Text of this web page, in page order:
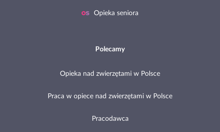
Opieka seniora
Polecamy
Opieka nad zwierzętami w Polsce
Praca w opiece nad zwierzętami w Polsce
Pracodawca